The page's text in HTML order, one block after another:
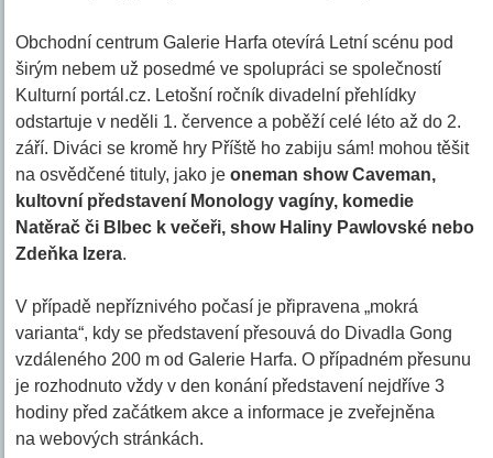
Obchodní centrum Galerie Harfa otevírá Letní scénu pod
širým nebem už posedmé ve spolupráci se společností
Kulturní portál.cz. Letošní ročník divadelní přehlídky
odstartuje v neděli 1. července a poběží celé léto až do 2.
září. Diváci se kromě hry Příště ho zabiju sám! mohou těšit
na osvědčené tituly, jako jeoneman show Caveman,
kultovní představení Monology vagíny, komedie
Natěrač či Blbec k večeři, show Haliny Pawlovské nebo
Zdeňka Izera.
V případě nepříznivého počasí je připravena „mokrá
varianta“, kdy se představení přesouvá do Divadla Gong
vzdáleného 200 m od Galerie Harfa. O případném přesunu
je rozhodnuto vždy v den konání představení nejdříve 3
hodiny před začátkem akce a informace je zveřejněna
na webových stránkách.